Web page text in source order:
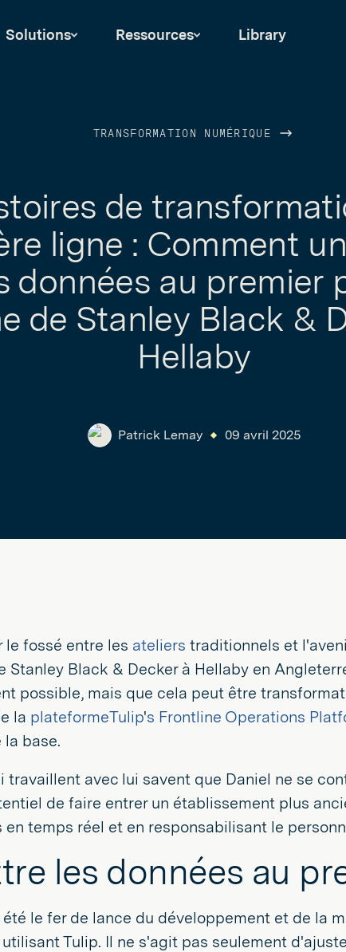
Solutions Ressources Library
TRANSFORMATION NUMÉRIQUE
de
ligne : Comment
données au premier
de Stanley Black &
Hellaby
Patrick Lemay 09 avril 2025
le fossé entre les ateliers traditionnels et
Stanley Black & Decker à Hellaby en
possible, mais que cela peut être
la plateformeTulip's Frontline Operations
base.
travaillent avec lui savent que Daniel ne se
de faire entrer un établissement plus
en temps réel et en responsabilisant le
les données au
été le fer de lance du développement et de la
Tulip. Il ne s'agit pas seulement